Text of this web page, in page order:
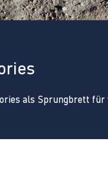
als Sprungbrett